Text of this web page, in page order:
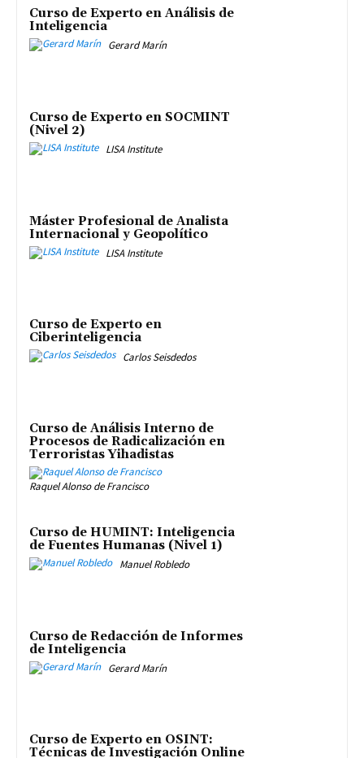
Curso de Experto en Análisis de
Inteligencia
Gerard Marín
Curso de Experto en SOCMINT
(Nivel 2)
LISA Institute
Máster Profesional de Analista
Internacional y Geopolítico
LISA Institute
Curso de Experto en
Ciberinteligencia
Carlos Seisdedos
Curso de Análisis Interno de
Procesos de Radicalización en
Terroristas Yihadistas
Raquel Alonso de Francisco
Curso de HUMINT: Inteligencia
de Fuentes Humanas (Nivel 1)
Manuel Robledo
Curso de Redacción de Informes
de Inteligencia
Gerard Marín
Curso de Experto en OSINT:
Técnicas de Investigación Online